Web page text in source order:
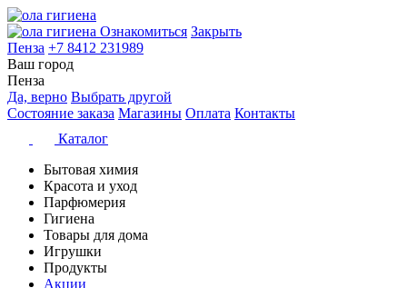
Ознакомиться Закрыть
Пенза +7 8412 231989
Ваш город
Пенза
Да, верно Выбрать другой
Состояние заказа Магазины Оплата Контакты
Каталог
Бытовая химия
Красота и уход
Парфюмерия
Гигиена
Товары для дома
Игрушки
Продукты
Акции